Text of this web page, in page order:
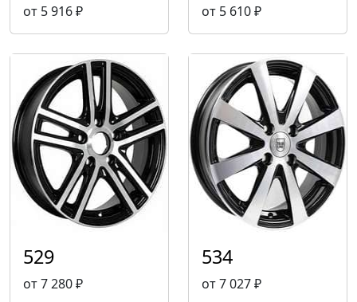
от 5 916 ₽ от 5 610 ₽
529
от 7 280 ₽
534
от 7 027 ₽